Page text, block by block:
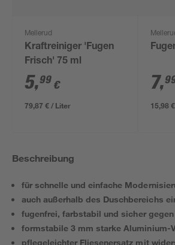
Mellerud
Kraftreiniger 'Fugen
Frisch' 75 ml
5,99 €
79,87 € / Liter
7,
15,98
Beschreibung
für schnelle und einfache
auch außerhalb des Duschbereichs
fugenfrei, farbstabil und sicher gegen
formstabile 3 mm starke Aluminium-
pflegeleichter Fliesenersatz mit